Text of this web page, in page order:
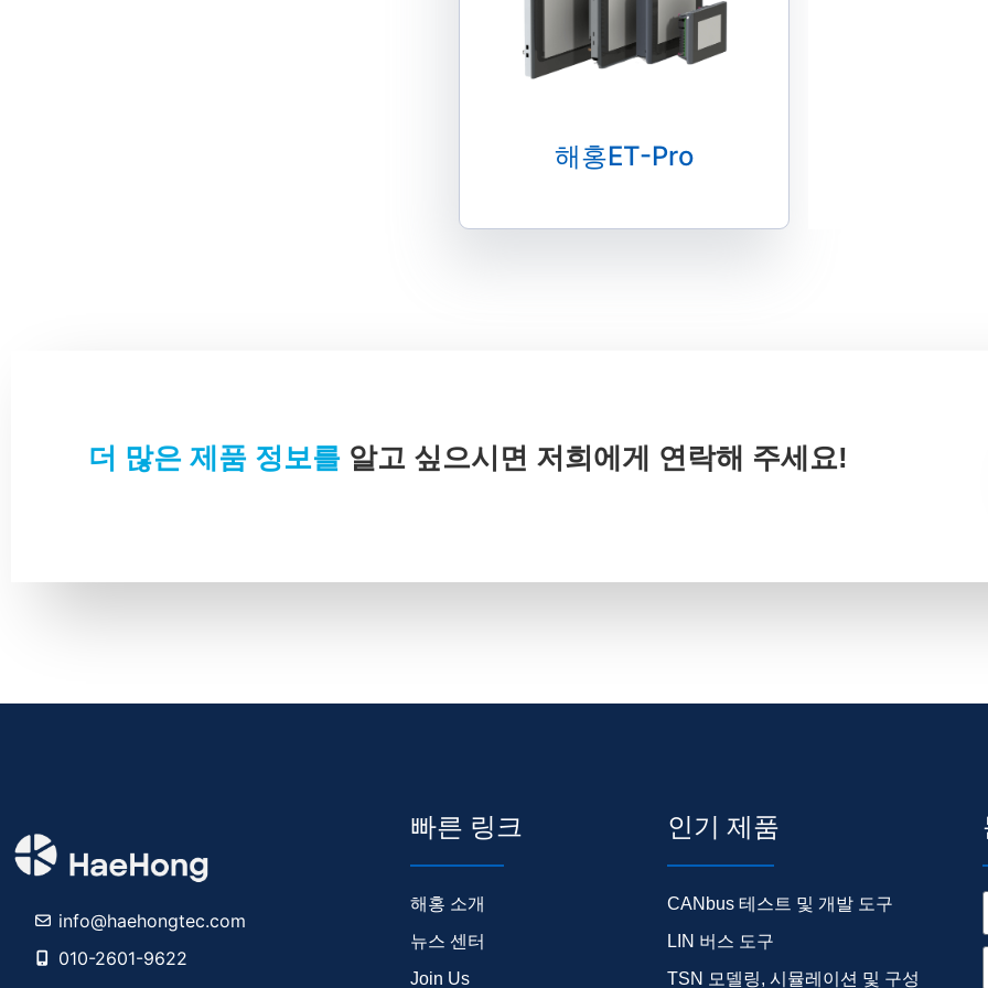
해홍ET-Pro
더 많은 제품 정보를 알고 싶으시면 저희에게 연락해 주세요!
info@haehongtec.com
010-2601-9622
빠른 링크
해홍 소개
뉴스 센터
Join Us
인기 제품
CANbus 테스트 및 개발 도구
LIN 버스 도구
TSN 모델링, 시뮬레이션 및 구성